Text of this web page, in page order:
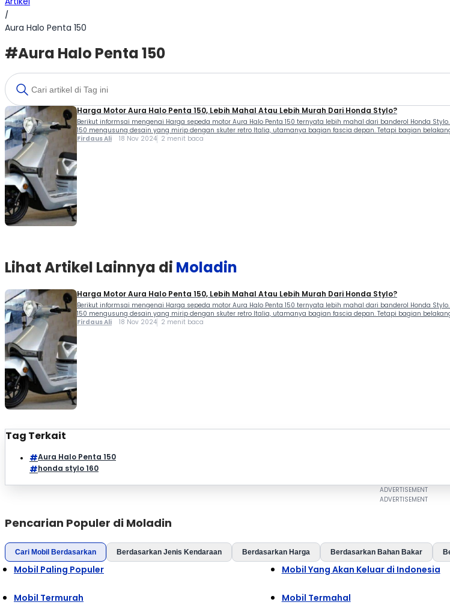
/
Aura Halo Penta 150
#Aura Halo Penta 150
Harga Motor Aura Halo Penta 150, Lebih Mahal Atau Lebih Murah Dari Honda Stylo?
Berikut informsai mengenai Harga sepeda motor Aura Halo Penta 150 ternyata lebih mahal dari banderol Honda
150 mengusung desain yang mirip dengan skuter retro Italia, utamanya bagian fascia depan. Tetapi bagian
Firdaus Ali 18 Nov 2024 2 menit baca
Lihat Artikel Lainnya di Moladin
Harga Motor Aura Halo Penta 150, Lebih Mahal Atau Lebih Murah Dari Honda Stylo?
Berikut informsai mengenai Harga sepeda motor Aura Halo Penta 150 ternyata lebih mahal dari banderol Honda
150 mengusung desain yang mirip dengan skuter retro Italia, utamanya bagian fascia depan. Tetapi bagian
Firdaus Ali 18 Nov 2024 2 menit baca
Tag Terkait
Aura Halo Penta 150
honda stylo 160
Pencarian Populer di Moladin
Cari Mobil Berdasarkan Berdasarkan Jenis Kendaraan Berdasarkan Harga Berdasarkan Bahan Bakar
Mobil Paling Populer Mobil Yang Akan Keluar di Indonesia
Mobil Termurah Mobil Termahal